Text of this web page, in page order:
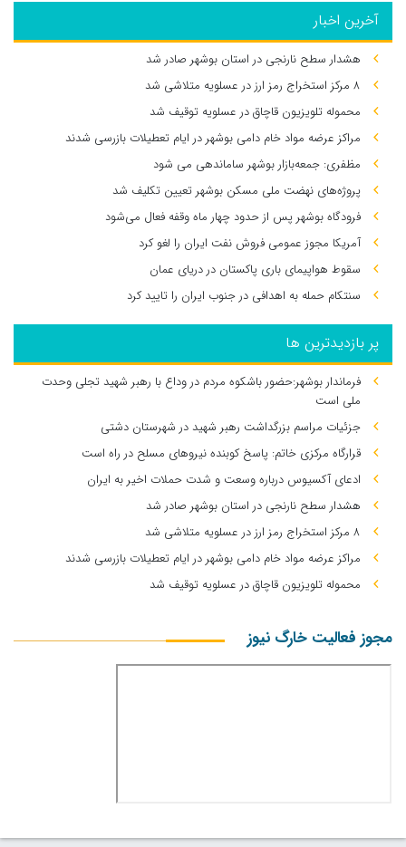
آخرین اخبار
هشدار سطح نارنجی در استان بوشهر صادر شد
۸ مرکز استخراج رمز ارز در عسلویه متلاشی شد
محموله تلویزیون قاچاق در عسلویه توقیف شد
مراکز عرضه مواد خام دامی بوشهر در ایام تعطیلات بازرسی شدند
مظفری: جمعه‌بازار بوشهر ساماندهی می‌ شود
پروژه‌های نهضت ملی مسکن بوشهر تعیین تکلیف شد
فرودگاه بوشهر پس از حدود چهار ماه وقفه فعال می‌شود
آمریکا مجوز عمومی فروش نفت ایران را لغو کرد
سقوط هواپیمای باری پاکستان در دریای عمان
سنتکام حمله به اهدافی در جنوب ایران را تایید کرد
پر بازدیدترین ها
فرماندار بوشهر:حضور باشکوه مردم در وداع با رهبر شهید تجلی وحدت
ملی است
جزئیات مراسم بزرگداشت رهبر شهید در شهرستان دشتی
قرارگاه مرکزی خاتم: پاسخ کوبنده نیروهای مسلح در راه است
ادعای آکسیوس درباره وسعت و شدت حملات اخیر به ایران
هشدار سطح نارنجی در استان بوشهر صادر شد
۸ مرکز استخراج رمز ارز در عسلویه متلاشی شد
مراکز عرضه مواد خام دامی بوشهر در ایام تعطیلات بازرسی شدند
محموله تلویزیون قاچاق در عسلویه توقیف شد
مجوز فعالیت خارگ نیوز